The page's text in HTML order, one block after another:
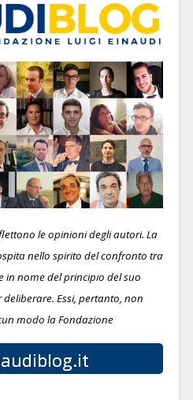
le opinioni degli autori. La
nello spirito del confronto tra
in nome del principio del suo
deliberare. Essi, pertanto, non
modo la Fondazione